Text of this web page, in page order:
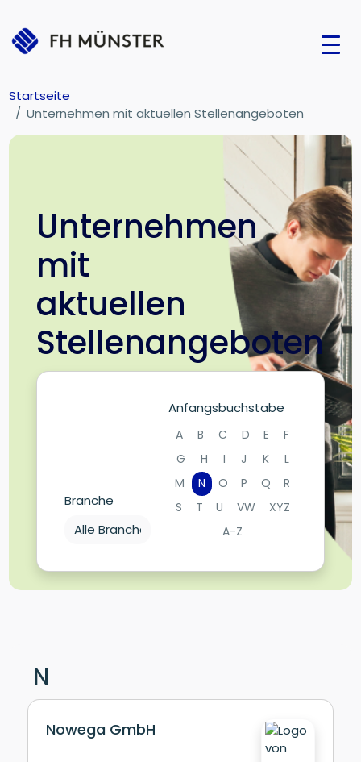
Startseite
Unternehmen mit aktuellen Stellenangeboten
Unternehmen
mit
aktuellen
Stellenangeboten
Branche
Anfangsbuchstabe
A B C D E
F
G
H I J K
L
M
N O P Q
R
S
T U VW
XYZ
A-Z
N
Nowega GmbH